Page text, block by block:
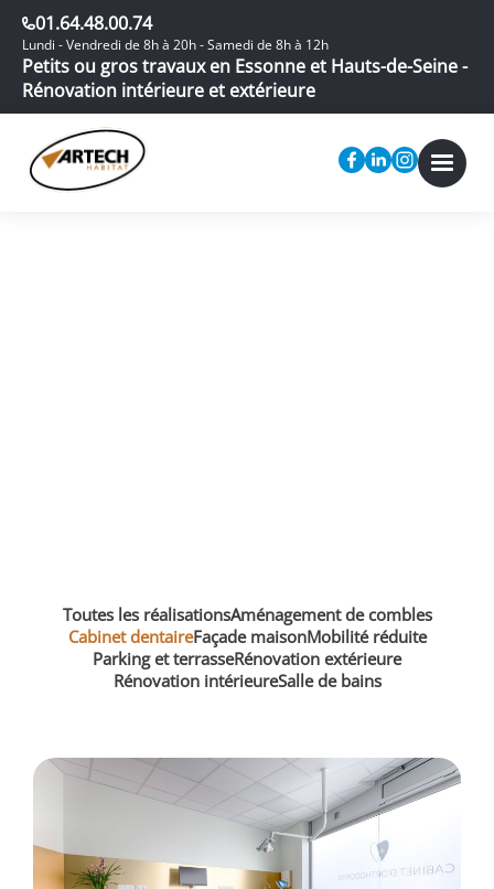
01.64.48.00.74
Lundi - Vendredi de 8h à 20h - Samedi de 8h à 12h
Petits ou gros travaux en Essonne et Hauts-de-Seine -
Rénovation intérieure et extérieure
Toutes les réalisationsAménagement de combles
Cabinet dentaireFaçade maisonMobilité réduite
Parking et terrasseRénovation extérieure
Rénovation intérieureSalle de bains